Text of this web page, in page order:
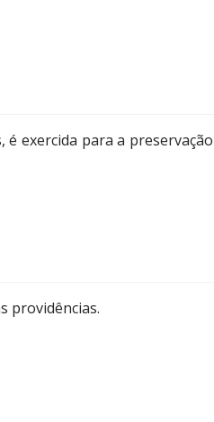
é exercida para a preservação
providências.